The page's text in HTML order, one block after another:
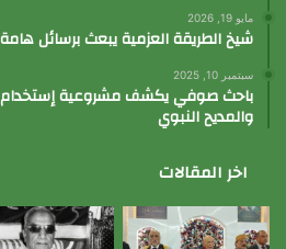
مايو 19, 2026
شيخ الطريقة العزمية يبعث برسائل
سبتمبر 10, 2025
باحث صوفي يكشف مشروعية إستخدام
والمديح النبوي
اخر المقالات